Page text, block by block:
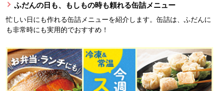
ふだんの日も、もしもの時も頼れる缶詰メニュー
忙しい日にも作れる缶詰メニューを紹介します。缶詰は、ふだんに
も非常時にも実用的でおすすめ！